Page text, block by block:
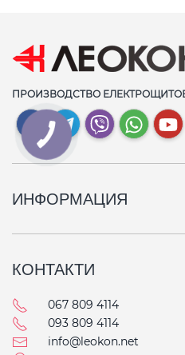
ПРОИЗВОДСТВО
ИНФОРМАЦИЯ
КОНТАКТИ
067 809 4114
093 809 4114
info@leokon.net